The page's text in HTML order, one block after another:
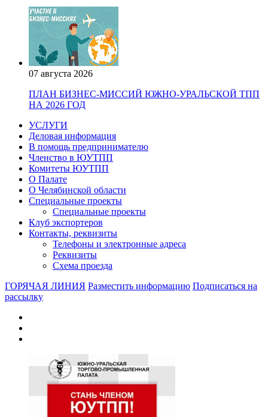
07 августа 2026
ПЛАН БИЗНЕС-МИССИЙ ЮЖНО-УРАЛЬСКОЙ ТПП
НА 2026 ГОД
УСЛУГИ
Деловая информация
В помощь предпринимателю
Членство в ЮУТПП
Комитеты ЮУТПП
О Палате
О Челябинской области
Специальные проекты
Специальные проекты
Клуб экспортеров
Контакты, реквизиты
Телефоны и электронные адреса
Реквизиты
Схема проезда
ГОРЯЧАЯ ЛИНИЯ Разместить информацию Подписаться на
рассылку